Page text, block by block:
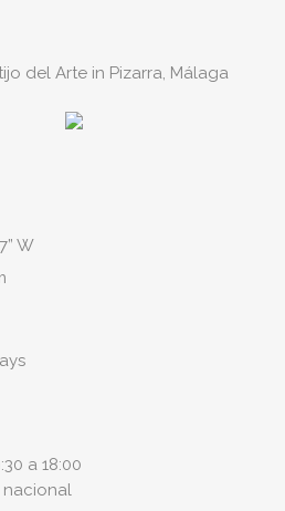
del Arte in Pizarra, Málaga
W
a 18:00
nacional